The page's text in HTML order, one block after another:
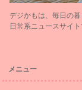
デジかもは、毎日の
日常系ニュースサイト
メニュー